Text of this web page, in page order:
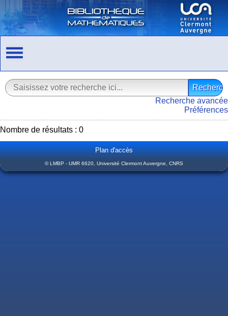
Recherche avancée
Préférences
Nombre de résultats : 0
Plan d'accès
© LMBP - UMR 6620, Université Clermont Auvergne, CNRS